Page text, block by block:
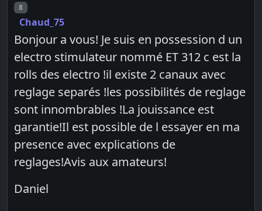
Post number
8
Chaud_75
Bonjour a vous! Je suis en possession d un
electro stimulateur nommé ET 312 c est la
rolls des electro !il existe 2 canaux avec
reglage separés !les possibilités de reglage
sont innombrables !La jouissance est
garantie!Il est possible de l essayer en ma
presence avec explications de
reglages!Avis aux amateurs!
Daniel